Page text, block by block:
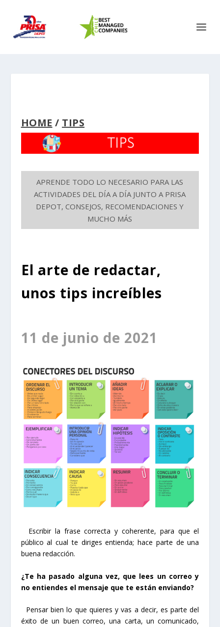
HOME / TIPS
APRENDE TODO LO NECESARIO PARA LAS
ACTIVIDADES DEL DÍA A DÍA JUNTO A PRISA
DEPOT, CONSEJOS, RECOMENDACIONES Y
MUCHO MÁS
El arte de redactar,
unos tips increíbles
11 de junio de 2021
Escribir la frase correcta y coherente, para que el
público al cual te diriges entienda; hace parte de una
buena redacción.
¿Te ha pasado alguna vez, que lees un correo y
no entiendes el mensaje que te están enviando?
Pensar bien lo que quieres y vas a decir, es parte del
éxito de un buen correo, una carta, un comunicado,